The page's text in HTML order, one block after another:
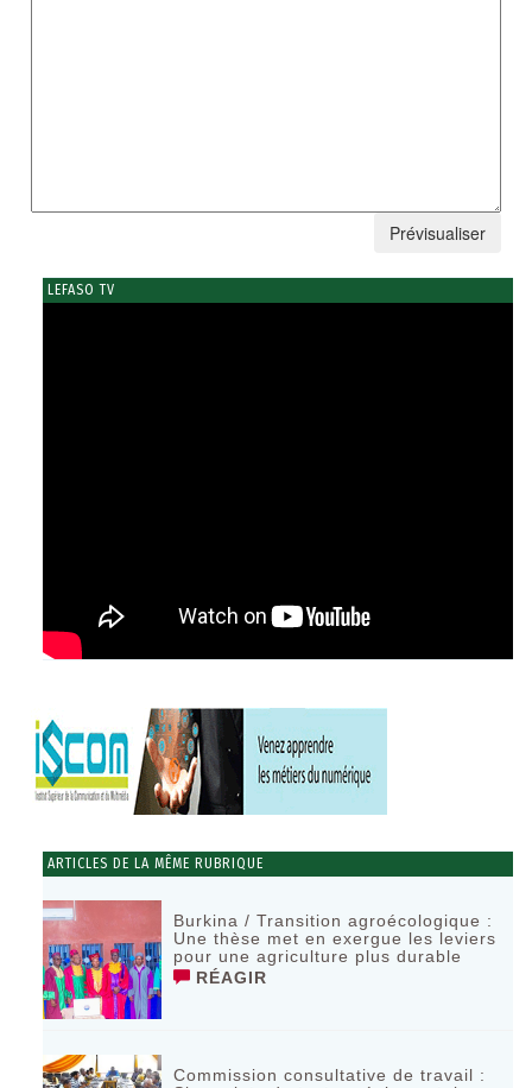
LEFASO TV
ARTICLES DE LA MÊME RUBRIQUE
Burkina / Transition agroécologique :
Une thèse met en exergue les leviers
pour une agriculture plus durable
RÉAGIR
Commission consultative de travail :